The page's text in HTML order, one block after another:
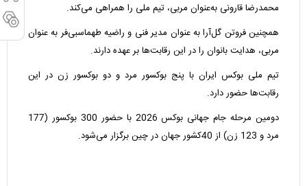
محمدرضا قارونی به‌عنوان مربی، تیم ملی را همراهی می‌کند.
همچنین فروتن گل‌آرا به عنوان مدیر فنی و راضیه طهماسبی‌فر به عنوان
مربی، هدایت بانوان را در این رقابت‌ها بر عهده دارند.
تیم ملی بوکس ایران با پنج بوکسور مرد و دو بوکسور زن در این
رقابت‌ها حضور دارد.
دومین مرحله جام‌ جهانی بوکس 2026 با حضور 300 بوکسور (177
مرد و 123 زن) از 40کشور جهان در چین برگزار می‌شود.